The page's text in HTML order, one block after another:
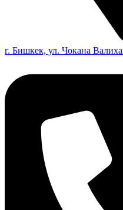
г. Бишкек, ул. Чокана